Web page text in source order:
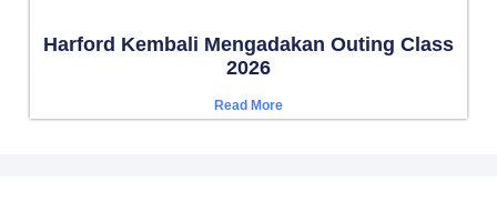
Harford Kembali Mengadakan Outing Class
2026
Read More